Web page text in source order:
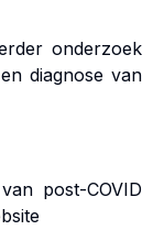
onderzoek
diagnose van
post-COVID